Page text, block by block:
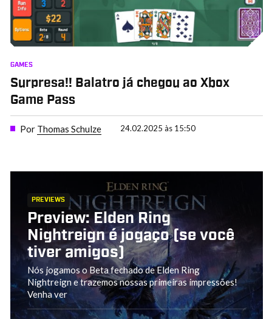
GAMES
Surpresa!! Balatro já chegou ao Xbox
Game Pass
Por Thomas Schulze 24.02.2025 às 15:50
PREVIEWS
Preview: Elden Ring
Nightreign é jogaço (se você
tiver amigos)
Nós jogamos o Beta fechado de Elden Ring
Nightreign e trazemos nossas primeiras impressões!
Venha ver